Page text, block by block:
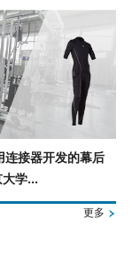
接器开发的幕后
学...
更多